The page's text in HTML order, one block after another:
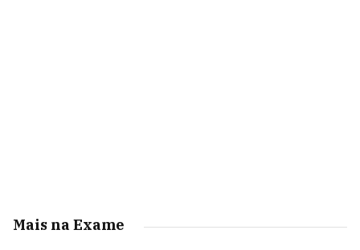
Mais na Exame